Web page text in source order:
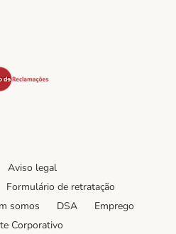
Method
Method
Aviso legal
Formulário de retratação
somos DSA
Emprego
Corporativo